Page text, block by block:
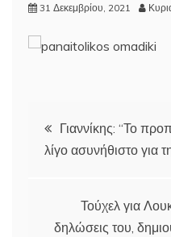
31 Δεκεμβρίου, 2021
Πλοήγηση
άρθρων
Γιαννίκης: “Το
λίγο ασυνήθιστο για
Τούχελ για
δηλώσεις του,